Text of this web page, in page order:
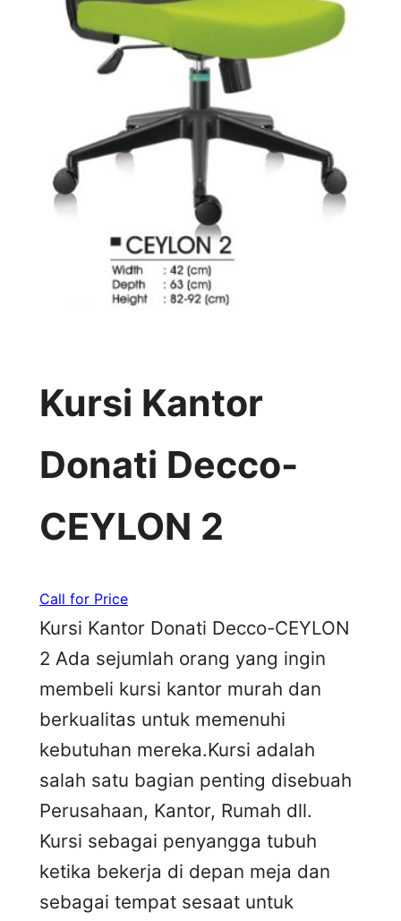
Kursi Kantor
Donati Decco-
CEYLON 2
Call for Price
Kursi Kantor Donati Decco-CEYLON
2 Ada sejumlah orang yang ingin
membeli kursi kantor murah dan
berkualitas untuk memenuhi
kebutuhan mereka.Kursi adalah
salah satu bagian penting disebuah
Perusahaan, Kantor, Rumah dll.
Kursi sebagai penyangga tubuh
ketika bekerja di depan meja dan
sebagai tempat sesaat untuk